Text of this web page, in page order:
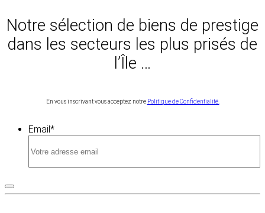
Notre sélection de biens de prestige
dans les secteurs les plus prisés de
l’Île …
En vous inscrivant vous acceptez notre Politique de Confidentialité.
Email*